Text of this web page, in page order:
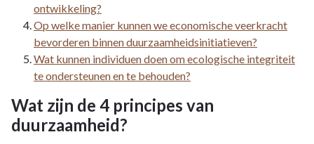
ontwikkeling?
Op welke manier kunnen we economische veerkracht
bevorderen binnen duurzaamheidsinitiatieven?
Wat kunnen individuen doen om ecologische integriteit
te ondersteunen en te behouden?
Wat zijn de 4 principes van
duurzaamheid?